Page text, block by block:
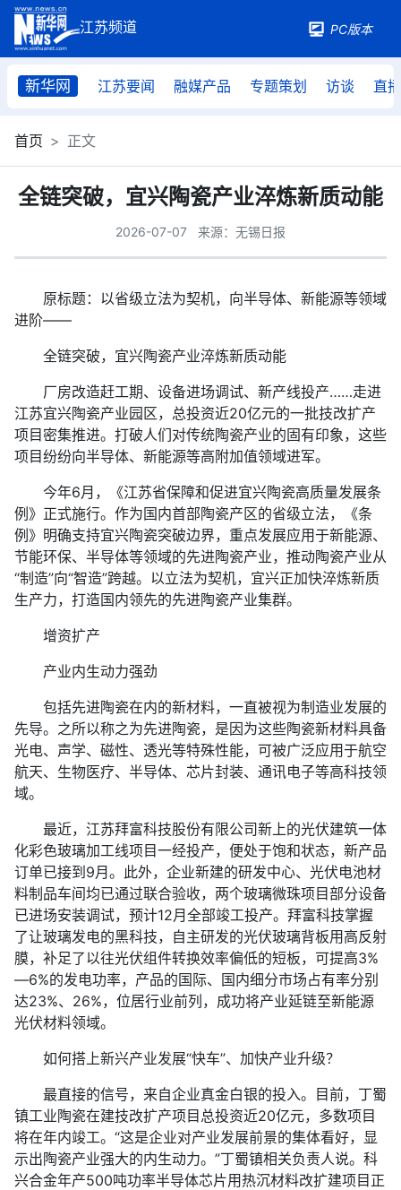
PC版本
新华网 江苏要闻 融媒产品 专题策划 访谈 直播
首页 正文
全链突破，宜兴陶瓷产业淬炼新质动能
2026-07-07 来源：无锡日报
原标题：以省级立法为契机，向半导体、新能源等领域
进阶——
全链突破，宜兴陶瓷产业淬炼新质动能
厂房改造赶工期、设备进场调试、新产线投产……走进
江苏宜兴陶瓷产业园区，总投资近20亿元的一批技改扩产
项目密集推进。打破人们对传统陶瓷产业的固有印象，这些
项目纷纷向半导体、新能源等高附加值领域进军。
今年6月，《江苏省保障和促进宜兴陶瓷高质量发展条
例》正式施行。作为国内首部陶瓷产区的省级立法，《条
例》明确支持宜兴陶瓷突破边界，重点发展应用于新能源、
节能环保、半导体等领域的先进陶瓷产业，推动陶瓷产业从
“制造”向“智造”跨越。以立法为契机，宜兴正加快淬炼新质
生产力，打造国内领先的先进陶瓷产业集群。
增资扩产
产业内生动力强劲
包括先进陶瓷在内的新材料，一直被视为制造业发展的
先导。之所以称之为先进陶瓷，是因为这些陶瓷新材料具备
光电、声学、磁性、透光等特殊性能，可被广泛应用于航空
航天、生物医疗、半导体、芯片封装、通讯电子等高科技领
域。
最近，江苏拜富科技股份有限公司新上的光伏建筑一体
化彩色玻璃加工线项目一经投产，便处于饱和状态，新产品
订单已接到9月。此外，企业新建的研发中心、光伏电池材
料制品车间均已通过联合验收，两个玻璃微珠项目部分设备
已进场安装调试，预计12月全部竣工投产。拜富科技掌握
了让玻璃发电的黑科技，自主研发的光伏玻璃背板用高反射
膜，补足了以往光伏组件转换效率偏低的短板，可提高3%
—6%的发电功率，产品的国际、国内细分市场占有率分别
达23%、26%，位居行业前列，成功将产业延链至新能源
光伏材料领域。
如何搭上新兴产业发展“快车”、加快产业升级？
最直接的信号，来自企业真金白银的投入。目前，丁蜀
镇工业陶瓷在建技改扩产项目总投资近20亿元，多数项目
将在年内竣工。“这是企业对产业发展前景的集体看好，显
示出陶瓷产业强大的内生动力。”丁蜀镇相关负责人说。科
兴合金年产500吨功率半导体芯片用热沉材料改扩建项目正